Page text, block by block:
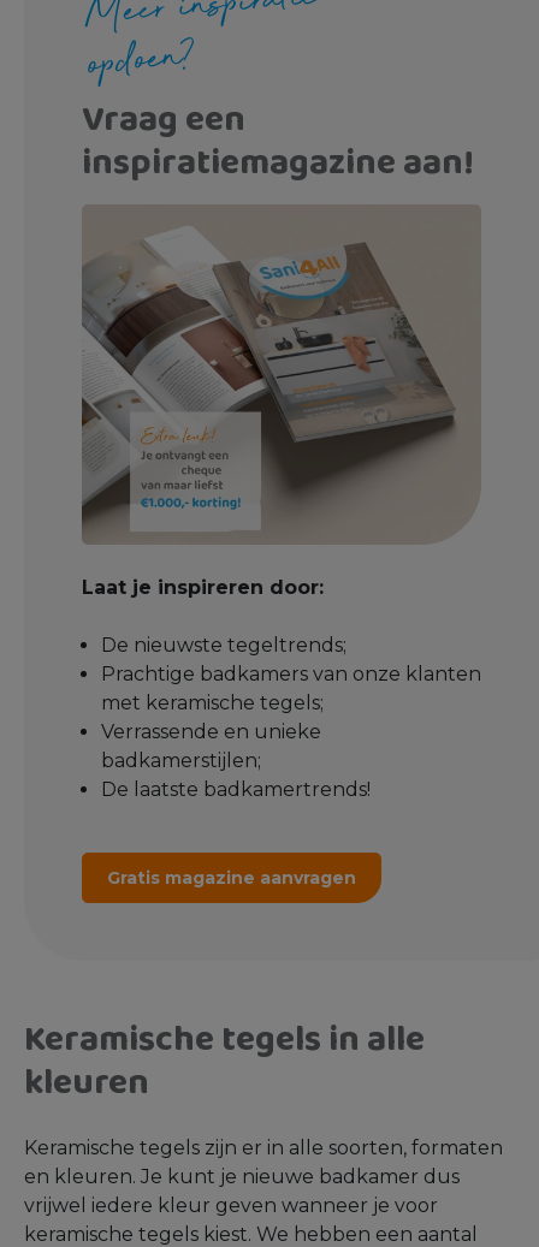
opdoen?
Vraag een
inspiratiemagazine aan!
Laat je inspireren door:
De nieuwste tegeltrends;
Prachtige badkamers van onze klanten
met keramische tegels;
Verrassende en unieke
badkamerstijlen;
De laatste badkamertrends!
Gratis magazine aanvragen
Keramische tegels in alle
kleuren
Keramische tegels zijn er in alle soorten, formaten
en kleuren. Je kunt je nieuwe badkamer dus
vrijwel iedere kleur geven wanneer je voor
keramische tegels kiest. We hebben een aantal